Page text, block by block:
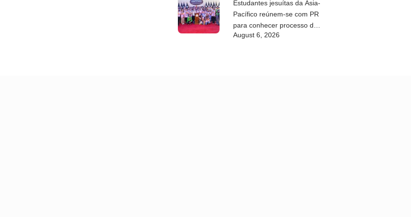
Estudantes jesuítas da Ásia-
Pacífico reúnem-se com PR
para conhecer processo de
paz no país
August 6, 2026